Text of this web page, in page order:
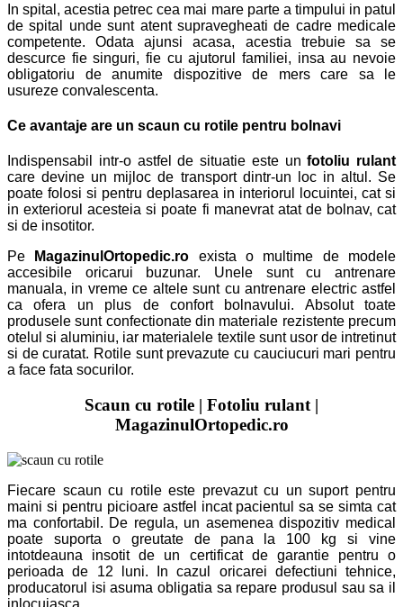
In spital, acestia petrec cea mai mare parte a timpului in patul
de spital unde sunt atent supravegheati de cadre medicale
competente. Odata ajunsi acasa, acestia trebuie sa se
descurce fie singuri, fie cu ajutorul familiei, insa au nevoie
obligatoriu de anumite dispozitive de mers care sa le
usureze convalescenta.
Ce avantaje are un scaun cu rotile pentru bolnavi
Indispensabil intr-o astfel de situatie este unfotoliu rulant
care devine un mijloc de transport dintr-un loc in altul. Se
poate folosi si pentru deplasarea in interiorul locuintei, cat si
in exteriorul acesteia si poate fi manevrat atat de bolnav, cat
si de insotitor.
Pe
MagazinulOrtopedic.ro
exista o multime de modele
accesibile oricarui buzunar. Unele sunt cu antrenare
manuala, in vreme ce altele sunt cu antrenare electric astfel
ca ofera un plus de confort bolnavului. Absolut toate
produsele sunt confectionate din materiale rezistente precum
otelul si aluminiu, iar materialele textile sunt usor de intretinut
si de curatat. Rotile sunt prevazute cu cauciucuri mari pentru
a face fata socurilor.
Scaun cu rotile | Fotoliu rulant |
MagazinulOrtopedic.ro
Fiecare scaun cu rotile este prevazut cu un suport pentru
maini si pentru picioare astfel incat pacientul sa se simta cat
ma confortabil. De regula, un asemenea dispozitiv medical
poate suporta o greutate de pana la 100 kg si vine
intotdeauna insotit de un certificat de garantie pentru o
perioada de 12 luni. In cazul oricarei defectiuni tehnice,
producatorul isi asuma obligatia sa repare produsul sau sa il
inlocuiasca.